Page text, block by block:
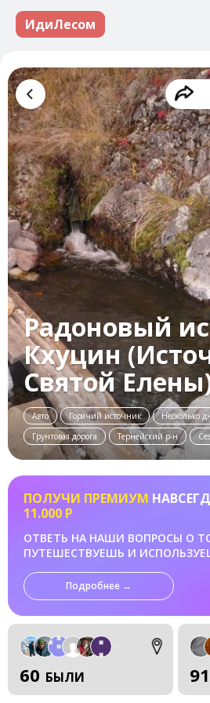
ИдиЛесом
Радоновый
Кхуцин
Святой
Авто Горячий источник
Несколько
Грунтовая дорога
Тернейский р-н
ПОЛУЧИ ПРЕМИУМ
11.000 Р
ОТВЕТЬ НА НАШИ ВОПРОСЫ О
ПУТЕШЕСТВУЕШЬ И
Подробнее →
60 БЫЛИ 91